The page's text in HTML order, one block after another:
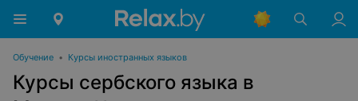
Обучение • Курсы иностранных языков
Курсы сербского языка в